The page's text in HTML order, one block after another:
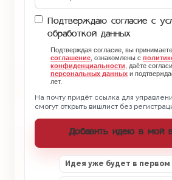
Подтверждаю согласие с
обработкой данных
Подтверждая согласие, вы принимаете
соглашение , ознакомлены с
конфиденциальности , даёте
персональных данных и
лет.
На почту придёт ссылка для
смогут открыть вишлист без
Добавить идею в мой
Идея уже будет в первом